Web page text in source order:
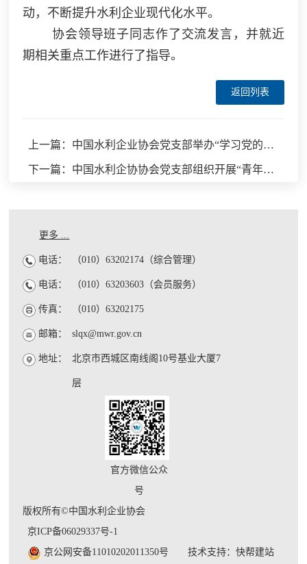
动， 不断提升水利企业现代化水平。
协会领导班子同志作了交流发言，并就近
期相关重点工作进行了指导。
返回列表
上一篇：中国水利企业协会党支部举办“学习党的二十大精神”第二次专题党课
下一篇：中国水利企协协会党支部组织开展“青年骨干党员讲党课”活动
更多 ...
电话： （010）63202174（综合管理）
电话： （010）63203603（会员服务）
传真： （010）63202175
邮箱： slqx@mwr.gov.cn
地址： 北京市西城区南线阁10号基业大厦7
层
官方微信公众
号
版权所有©中国水利企业协会
京ICP备06029337号-1
京公网安备11010202011350号
技术支持：快帮建站